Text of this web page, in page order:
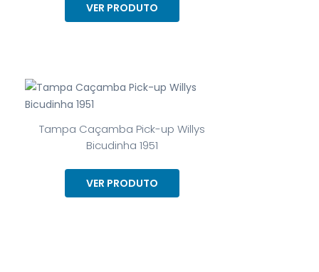
VER PRODUTO
Tampa Caçamba Pick-up Willys
Bicudinha 1951
VER PRODUTO